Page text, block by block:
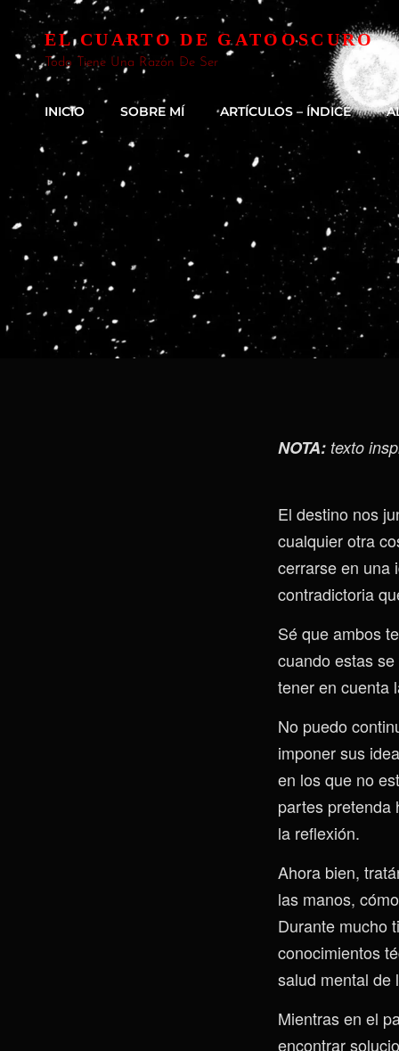
EL CUARTO DE GATOOSCURO
Todo Tiene Una Razón De Ser
INICIO SOBRE MÍ ARTÍCULOS – ÍNDICE
NOTA: texto
El destino nos
cualquier otra
cerrarse en una
contradictoria
Sé que ambos
cuando estas
tener en cuenta
No puedo
imponer sus
en los que no
partes pretenda
la reflexión.
Ahora bien,
las manos,
Durante mucho
conocimientos
salud mental de
Mientras en el
encontrar